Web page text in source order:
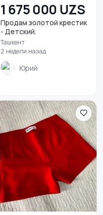
1 675 000 UZS
Продам золотой крестик
- Детский.
Ташкент
2 недели назад
Юрий